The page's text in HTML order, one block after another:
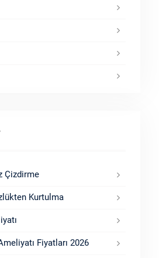
Çizdirme
Kurtulma
Fiyatları 2026